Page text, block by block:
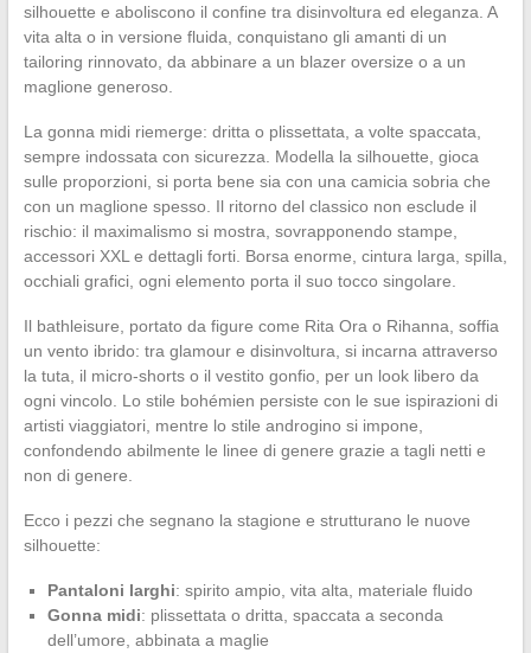
silhouette e aboliscono il confine tra disinvoltura ed eleganza. A
vita alta o in versione fluida, conquistano gli amanti di un
tailoring rinnovato, da abbinare a un blazer oversize o a un
maglione generoso.
La gonna midi riemerge: dritta o plissettata, a volte spaccata,
sempre indossata con sicurezza. Modella la silhouette, gioca
sulle proporzioni, si porta bene sia con una camicia sobria che
con un maglione spesso. Il ritorno del classico non esclude il
rischio: il maximalismo si mostra, sovrapponendo stampe,
accessori XXL e dettagli forti. Borsa enorme, cintura larga, spilla,
occhiali grafici, ogni elemento porta il suo tocco singolare.
Il bathleisure, portato da figure come Rita Ora o Rihanna, soffia
un vento ibrido: tra glamour e disinvoltura, si incarna attraverso
la tuta, il micro-shorts o il vestito gonfio, per un look libero da
ogni vincolo. Lo stile bohémien persiste con le sue ispirazioni di
artisti viaggiatori, mentre lo stile androgino si impone,
confondendo abilmente le linee di genere grazie a tagli netti e
non di genere.
Ecco i pezzi che segnano la stagione e strutturano le nuove
silhouette:
Pantaloni larghi: spirito ampio, vita alta, materiale fluido
Gonna midi: plissettata o dritta, spaccata a seconda
dell’umore, abbinata a maglie